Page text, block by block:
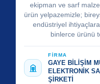
ekipman ve sarf
ürün yelpazemizle;
endüstriyel
binlerce ürünü
FİRMA
GAYE BİLİŞİM
ELEKTRONİK
ŞİRKETİ